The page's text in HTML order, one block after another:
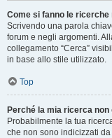
Come si fanno le ricerche
Scrivendo una parola
forum e negli argomenti.
collegamento “Cerca”
in base allo stile utilizzato.
Top
Perché la mia ricerca
Probabilmente la tua
che non sono indicizzati